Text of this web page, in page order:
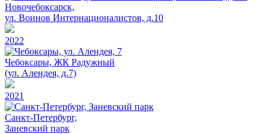
Новочебоксарск,
ул. Воинов Интернационалистов, д.10
2022
Чебоксары, ЖК Радужный
(ул. Алендея, д.7)
2021
Санкт-Петербург,
Заневский парк